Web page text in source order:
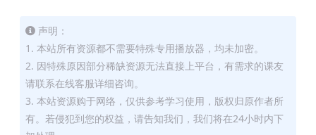
声明：
1. 本站所有资源都不需要特殊专用播放器，均未加密。
2. 因特殊原因部分稀缺资源无法直接上平台，有需求的课友
请联系在线客服详细咨询。
3. 本站资源购于网络，仅供参考学习使用，版权归原作者所
有。若侵犯到您的权益，请告知我们，我们将在24小时内下